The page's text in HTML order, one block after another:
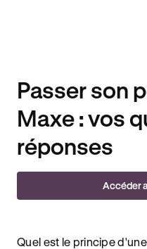
Passer son
Maxe : vos
réponses
Accéder
Quel est le principe